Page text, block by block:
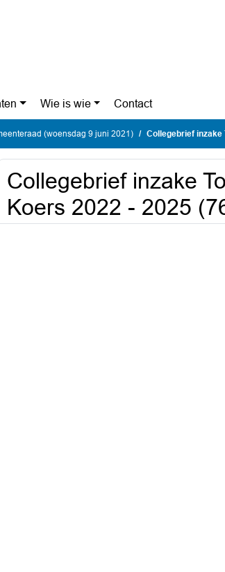
Wie is wie Contact
(woensdag 9 juni 2021) Collegebrief inzake
Collegebrief inzake
Koers 2022 - 2025